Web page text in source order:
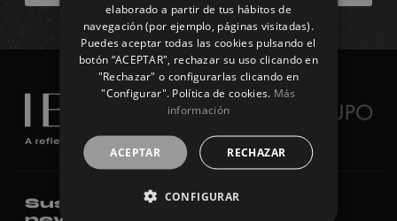
Suscríbete a nuestra
GERMAN
elaborado a partir de tus hábitos de
navegación (por ejemplo, páginas visitadas).
Puedes aceptar todas las cookies pulsando el
botón “ACEPTAR", rechazar su uso clicando en
"Rechazar" o configurarlas clicando en
"Configurar". Política de cookies. Más
información
ACEPTAR RECHAZAR
CONFIGURAR